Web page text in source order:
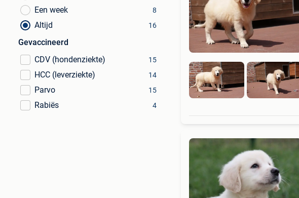
Een week 8
Altijd 16
Gevaccineerd
CDV (hondenziekte)
15
HCC (leverziekte) 14
Parvo 15
Rabiës 4